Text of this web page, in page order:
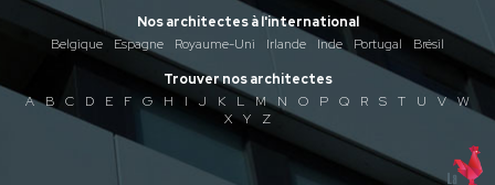
Nos architectes à l'international
Belgique
Espagne Royaume-Uni Irlande Inde Portugal
Brésil
Trouver nos architectes
A
B C D E F G H I J K L M N O P Q R S T U V
W
X
Y Z